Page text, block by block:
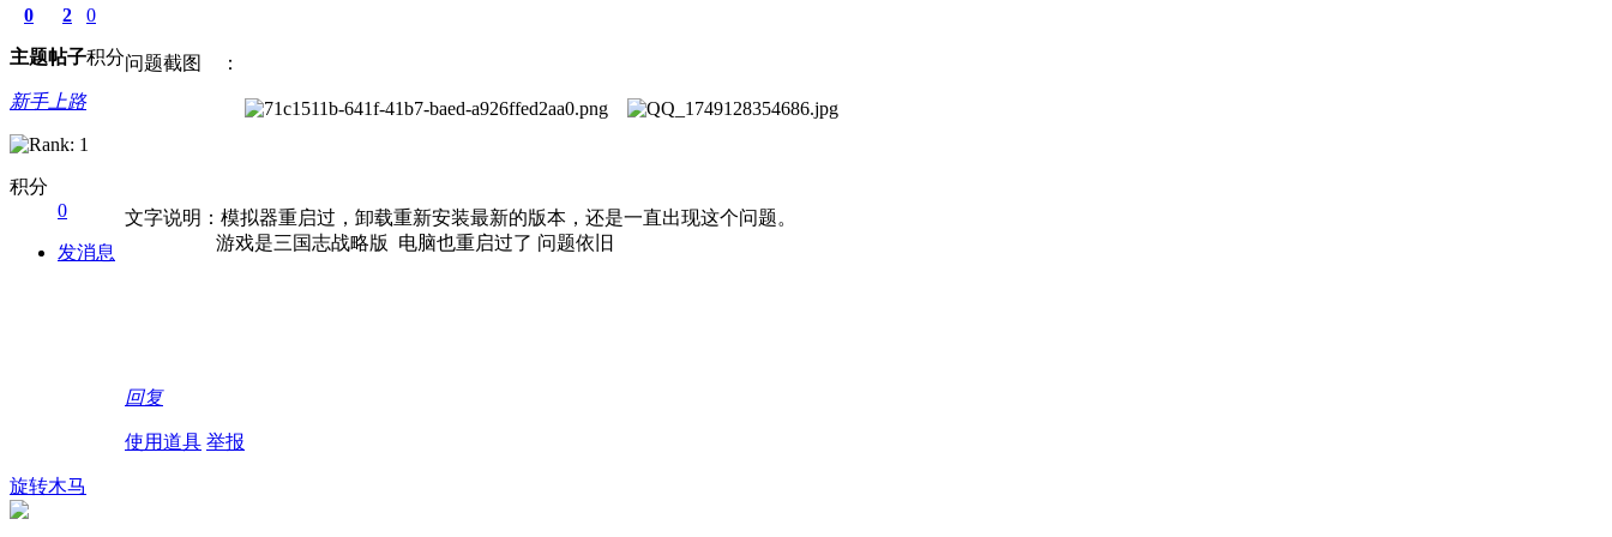
0
主题
2
帖子
0
积分
新手上路
积分
0
发消息
问题截图 ：
文字说明：模拟器重启过，卸载重新安装最新的版本，还是一直出现这个问题。
游戏是三国志战略版 电脑也重启过了 问题依旧
回复
使用道具 举报
旋转木马